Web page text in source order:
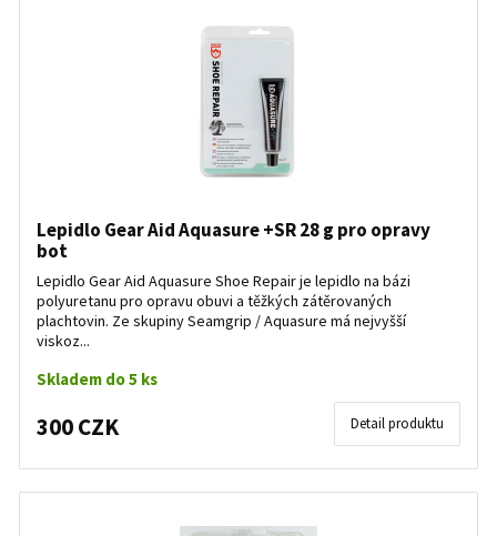
Lepidlo Gear Aid Aquasure +SR 28 g pro opravy
bot
Lepidlo Gear Aid Aquasure Shoe Repair je lepidlo na bázi
polyuretanu pro opravu obuvi a těžkých zátěrovaných
plachtovin. Ze skupiny Seamgrip / Aquasure má nejvyšší
viskoz...
Skladem do 5 ks
300 CZK Detail produktu